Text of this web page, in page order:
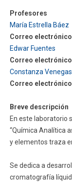
Profesores
María Estrella Báez
Correo
Edwar Fuentes
Correo
Constanza Venegas
Correo
Breve descripción
En este laboratorio
“Química Analítica
y elementos traza
Se dedica a
cromatografía